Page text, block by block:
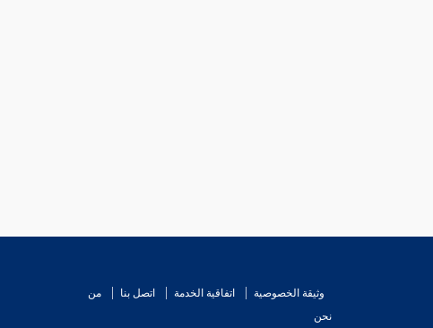
وثيقة الخصوصية اتفاقية الخدمة اتصل بنا
من
نحن